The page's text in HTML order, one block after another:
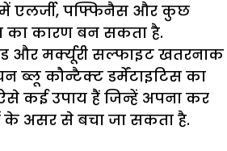
एलर्जी, पफ्फिनैस और कुछ
कारण बन सकता है.
और मर्क्यूरी सल्फाइट खतरनाक
ब्लू कौन्टैक्ट डर्मेंटाइटिस का
कई उपाय हैं जिन्हें अपना कर
के असर से बचा जा सकता है.